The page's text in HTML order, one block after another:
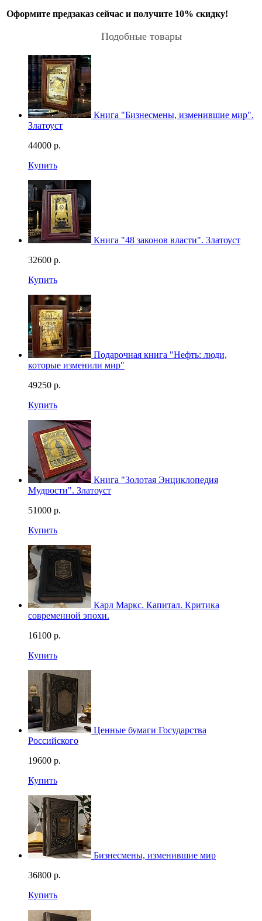
Оформите предзаказ сейчас и получите 10% скидку!
Подобные товары
Книга "Бизнесмены, изменившие мир".
Златоуст
44000 р.
Купить
Книга "48 законов власти". Златоуст
32600 р.
Купить
Подарочная книга "Нефть: люди,
которые изменили мир"
49250 р.
Купить
Книга "Золотая Энциклопедия
Мудрости". Златоуст
51000 р.
Купить
Карл Маркс. Капитал. Критика
современной эпохи.
16100 р.
Купить
Ценные бумаги Государства
Российского
19600 р.
Купить
Бизнесмены, изменившие мир
36800 р.
Купить